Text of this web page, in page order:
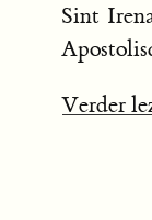
Sint
Verder